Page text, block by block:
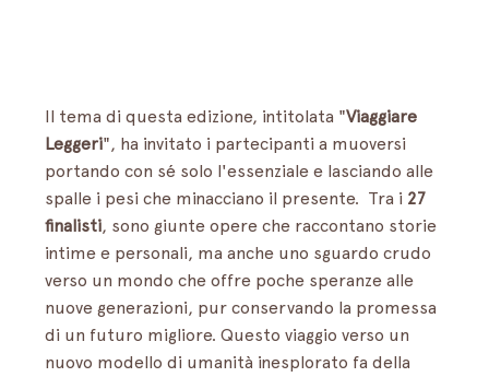
Il tema di questa edizione, intitolata "Viaggiare
Leggeri", ha invitato i partecipanti a muoversi
portando con sé solo l'essenziale e lasciando alle
spalle i pesi che minacciano il presente.  Tra i 27
finalisti, sono giunte opere che raccontano storie
intime e personali, ma anche uno sguardo crudo
verso un mondo che offre poche speranze alle
nuove generazioni, pur conservando la promessa
di un futuro migliore. Questo viaggio verso un
nuovo modello di umanità inesplorato fa della